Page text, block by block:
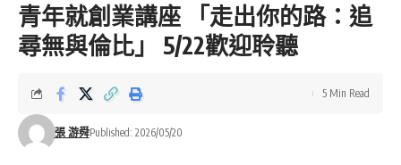
青年就創業講座 「走出你的路：追
尋無與倫比」 5/22歡迎聆聽
張 游舜Published: 2026/05/20
5 Min Read